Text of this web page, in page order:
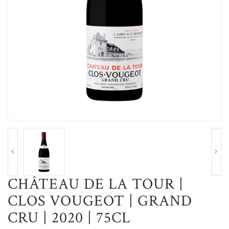
CHÂTEAU DE LA TOUR |
CLOS VOUGEOT | GRAND
CRU | 2020 | 75CL